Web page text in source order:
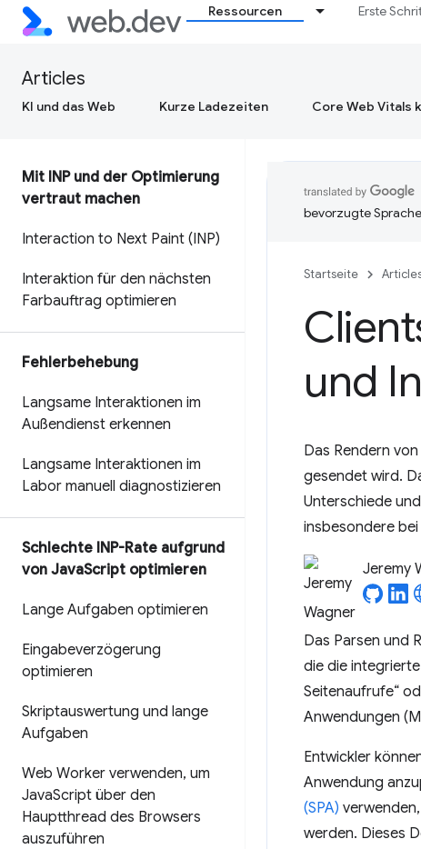
Ressourcen Erste
Articles
KI und das Web Kurze Ladezeiten Core Web Vitals
Mit INP und der Optimierung
vertraut machen
Interaction to Next Paint (INP)
Interaktion für den nächsten
Farbauftrag optimieren
Fehlerbehebung
Langsame Interaktionen im
Außendienst erkennen
Langsame Interaktionen im
Labor manuell diagnostizieren
Schlechte INP-Rate aufgrund
von JavaScript optimieren
Lange Aufgaben optimieren
Eingabeverzögerung
optimieren
Skriptauswertung und lange
Aufgaben
Web Worker verwenden, um
JavaScript über den
Hauptthread des Browsers
auszuführen
bevorzugte
Startseite
und
Das Rendern
gesendet wird.
Unterschiede
insbesondere
Jeremy
Das Parsen und
die die
Seitenaufrufe“
Anwendungen
Entwickler
Anwendung
(SPA)
werden. Dieses